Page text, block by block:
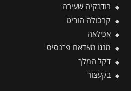
רודבקיה שעירה
קרסולה הוביט
אכילאה
מנגו מאדאם פרנסיס
דקל המלך
בקעצור